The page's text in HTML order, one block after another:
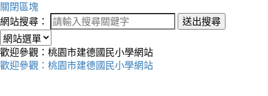
關閉區塊
網站搜尋：
送出搜尋
歡迎參觀：桃園市建德國民小學網站
歡迎參觀：桃園市建德國民小學網站